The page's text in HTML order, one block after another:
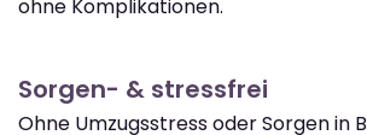
ohne Komplikationen.
Sorgen- & stressfrei
Ohne Umzugsstress oder Sorgen in